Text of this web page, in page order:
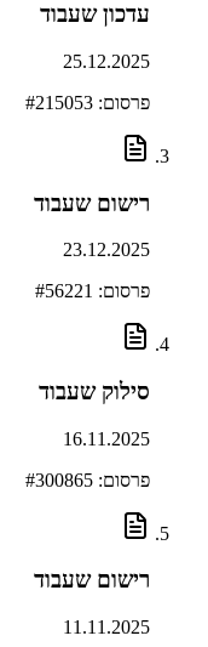
עדכון שעבוד
25.12.2025
פרסום: # 215053
רישום שעבוד
23.12.2025
פרסום: # 56221
סילוק שעבוד
16.11.2025
פרסום: # 300865
רישום שעבוד
11.11.2025